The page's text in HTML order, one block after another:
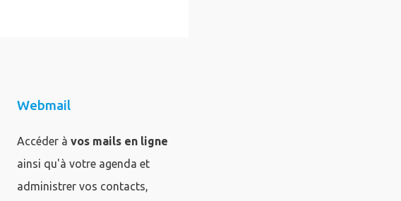
Webmail
Accéder àvos mails en ligne
ainsi qu'à votre agenda et
administrer vos contacts,